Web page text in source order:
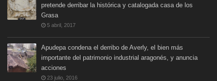
pretende derribar la histórica y catalogada casa de los
Grasa
5 abril, 2017
Apudepa condena el derribo de Averly, el bien más
importante del patrimonio industrial aragonés, y anuncia
acciones
23 julio, 2016